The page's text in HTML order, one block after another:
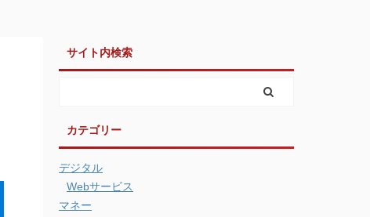
サイト内検索
カテゴリー
デジタル
Webサービス
マネー